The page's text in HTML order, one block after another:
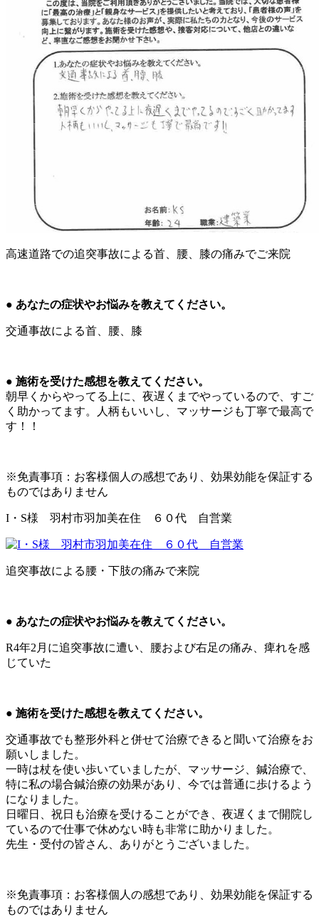
高速道路での追突事故による首、腰、膝の痛みでご来院
● あなたの症状やお悩みを教えてください。
交通事故による首、腰、膝
● 施術を受けた感想を教えてください。
朝早くからやってる上に、夜遅くまでやっているので、すご
く助かってます。人柄もいいし、マッサージも丁寧で最高で
す！！
※免責事項：お客様個人の感想であり、効果効能を保証する
ものではありません
I・S様 羽村市羽加美在住 ６０代 自営業
追突事故による腰・下肢の痛みで来院
● あなたの症状やお悩みを教えてください。
R4年2月に追突事故に遭い、腰および右足の痛み、痺れを感
じていた
● 施術を受けた感想を教えてください。
交通事故でも整形外科と併せて治療できると聞いて治療をお
願いしました。
一時は杖を使い歩いていましたが、マッサージ、鍼治療で、
特に私の場合鍼治療の効果があり、今では普通に歩けるよう
になりました。
日曜日、祝日も治療を受けることができ、夜遅くまで開院し
ているので仕事で休めない時も非常に助かりました。
先生・受付の皆さん、ありがとうございました。
※免責事項：お客様個人の感想であり、効果効能を保証する
ものではありません